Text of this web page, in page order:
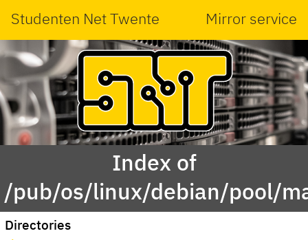
Studenten Net Twente Mirror service
Index of
/pub/os/linux/debian/pool/
Directories